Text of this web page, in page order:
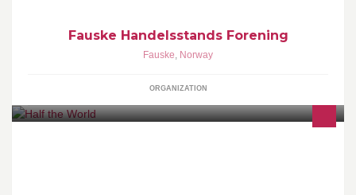
Fauske Handelsstands Forening
Fauske, Norway
ORGANIZATION